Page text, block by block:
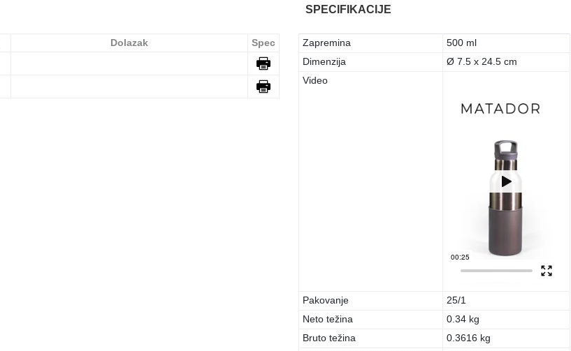
Dolazak
Spec
SPECIFIKACIJE
Zapremina
500 ml
Dimenzija
Ø 7.5 x 24.5 cm
Video
Pakovanje
25/1
Neto težina
0.34 kg
Bruto težina
0.3616 kg